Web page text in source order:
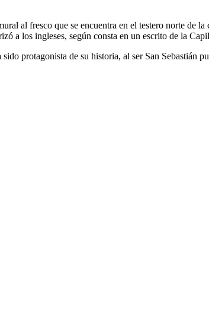
al fresco que se encuentra en el testero norte de
a los ingleses, según consta en un escrito de la
protagonista de su historia, al ser San Sebastián